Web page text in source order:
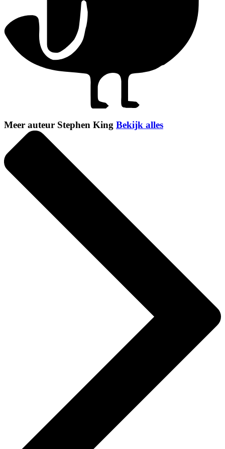
Meer auteur Stephen King Bekijk alles